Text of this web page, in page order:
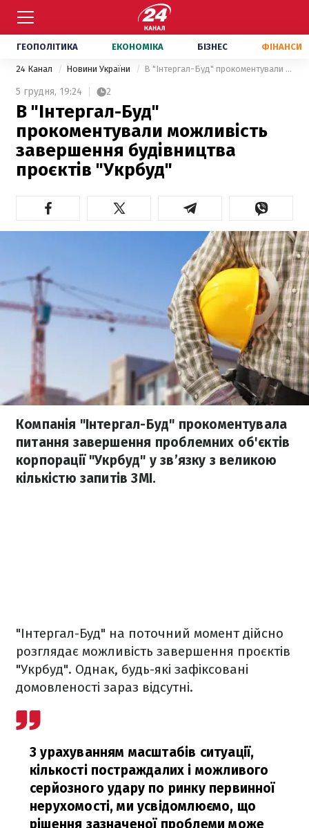
ГЕОПОЛІТИКА ЕКОНОМІКА БІЗНЕС ФІНАНСИ
24 Канал Новини України В "Інтергал-Буд" прокоментували можливість завершення будівництва проєктів "Укрбуд"
5 грудня, 19:24 2
В "Інтергал-Буд"
прокоментували можливість
завершення будівництва
проєктів "Укрбуд"
Компанія "Інтергал-Буд" прокоментувала
питання завершення проблемних об'єктів
корпорації "Укрбуд" у зв’язку з великою
кількістю запитів ЗМІ.
"Інтергал-Буд" на поточний момент дійсно
розглядає можливість завершення проєктів
"Укрбуд". Однак, будь-які зафіксовані
домовленості зараз відсутні.
З урахуванням масштабів ситуації,
кількості постраждалих і можливого
серйозного удару по ринку первинної
нерухомості, ми усвідомлюємо, що
рішення зазначеної проблеми може